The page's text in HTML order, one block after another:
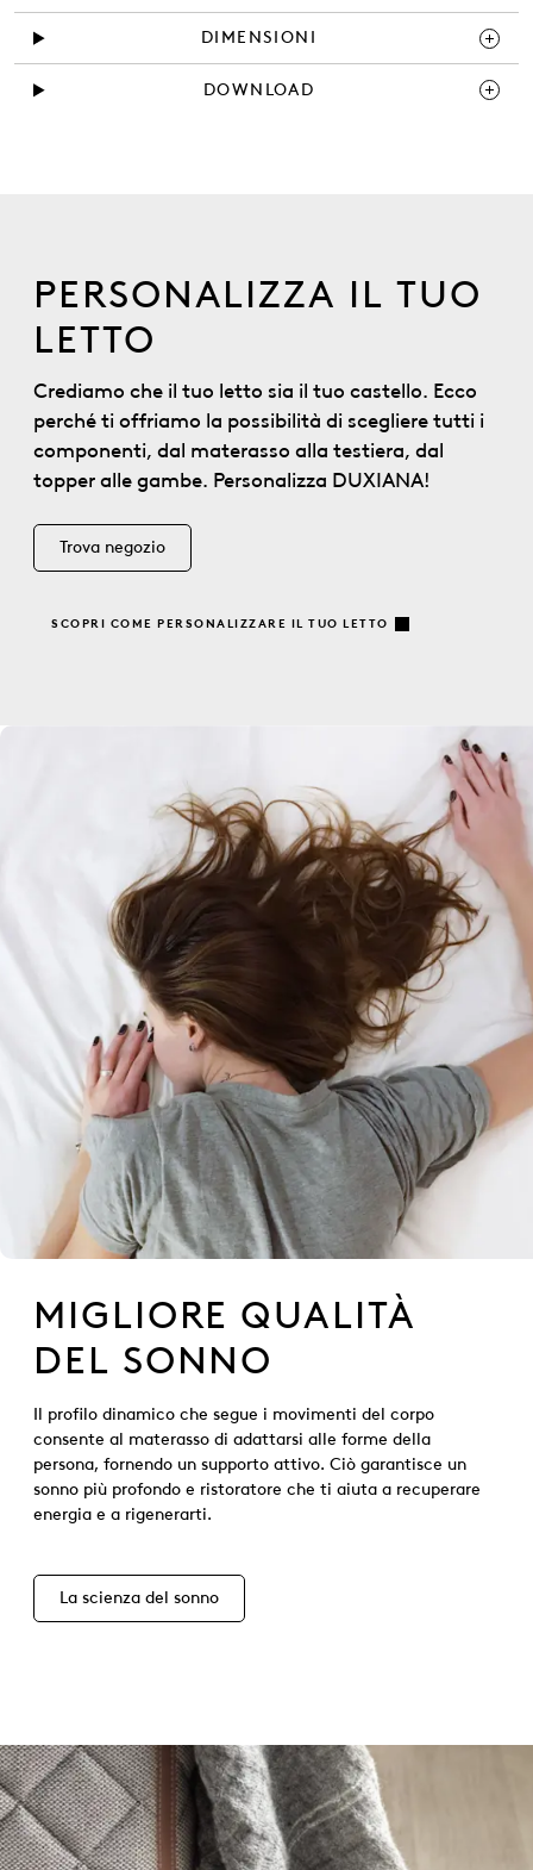
DIMENSIONI
DOWNLOAD
PERSONALIZZA IL TUO
LETTO
Crediamo che il tuo letto sia il tuo castello. Ecco
perché ti offriamo la possibilità di scegliere tutti i
componenti, dal materasso alla testiera, dal
topper alle gambe. Personalizza DUXIANA!
Trova negozio
SCOPRI COME PERSONALIZZARE IL TUO LETTO
MIGLIORE QUALITÀ
DEL SONNO
Il profilo dinamico che segue i movimenti del corpo
consente al materasso di adattarsi alle forme della
persona, fornendo un supporto attivo. Ciò garantisce un
sonno più profondo e ristoratore che ti aiuta a recuperare
energia e a rigenerarti.
La scienza del sonno